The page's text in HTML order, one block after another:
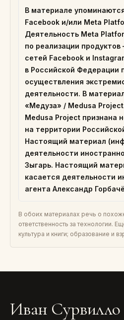
В материале
Facebook и/или Meta
Деятельность Meta
по реализации
сетей Facebook и
в Российской Федерации
осуществления
деятельности. В
«Медуза» / Medusa
Medusa Project признана
на территории
Настоящий материал
деятельности
Зыгарь. Настоящий
касается деятельности
агента Александр
В обоих материалах речь о
ответственность за технологии.
культура и книги; образование и
Иван Сурвилло